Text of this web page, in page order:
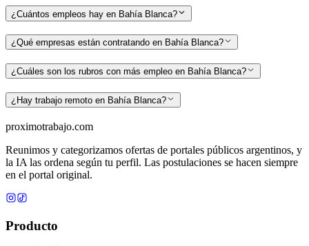
¿Cuántos empleos hay en Bahía Blanca?
¿Qué empresas están contratando en Bahía Blanca?
¿Cuáles son los rubros con más empleo en Bahía Blanca?
¿Hay trabajo remoto en Bahía Blanca?
proximotrabajo.com
Reunimos y categorizamos ofertas de portales públicos argentinos, y
la IA las ordena según tu perfil. Las postulaciones se hacen siempre
en el portal original.
Producto